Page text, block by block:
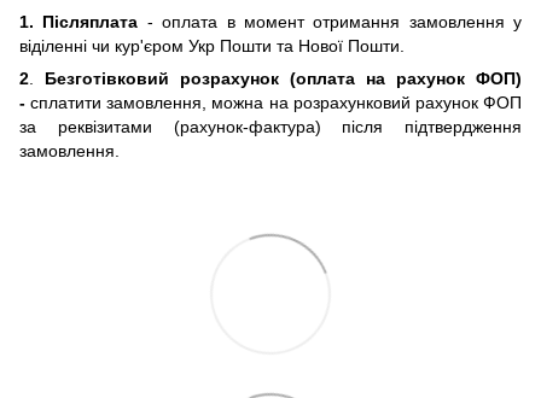
1. Післяплата - оплата в момент отримання замовлення у
віділенні чи кур'єром Укр Пошти та Нової Пошти.
2
Безготівковий розрахунок (оплата на рахунок ФОП)
-сплатити замовлення, можна на розрахунковий рахунок ФОП
за реквізитами (рахунок-фактура) після підтвердження
замовлення.